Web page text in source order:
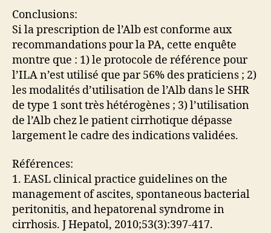
Conclusions:
Si la prescription de l’Alb est conforme aux
recommandations pour la PA, cette enquête
montre que : 1) le protocole de référence pour
l’ILA n’est utilisé que par 56% des praticiens ; 2)
les modalités d’utilisation de l’Alb dans le SHR
de type 1 sont très hétérogènes ; 3) l’utilisation
de l’Alb chez le patient cirrhotique dépasse
largement le cadre des indications validées.
Références:
1. EASL clinical practice guidelines on the
management of ascites, spontaneous bacterial
peritonitis, and hepatorenal syndrome in
cirrhosis. J Hepatol, 2010;53(3):397-417.